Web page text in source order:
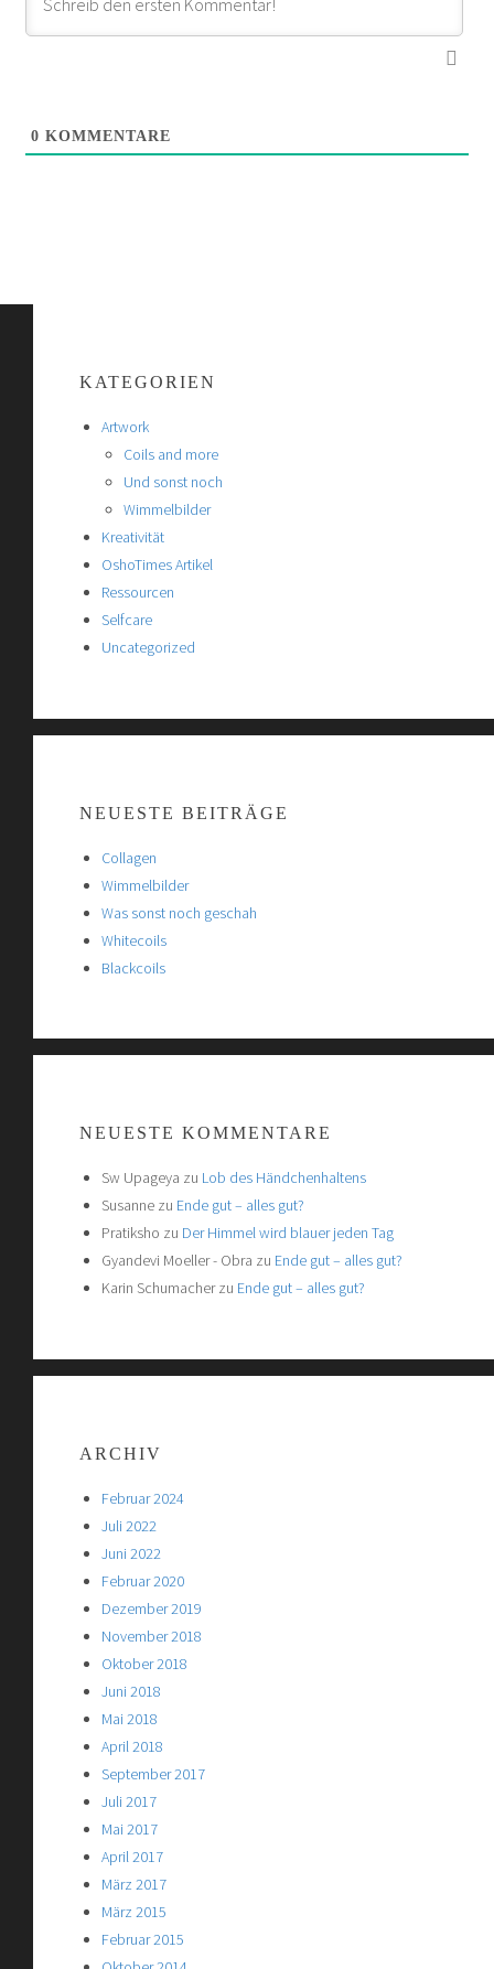
0 KOMMENTARE
KATEGORIEN
Artwork
Coils and more
Und sonst noch
Wimmelbilder
Kreativität
OshoTimes Artikel
Ressourcen
Selfcare
Uncategorized
NEUESTE BEITRÄGE
Collagen
Wimmelbilder
Was sonst noch geschah
Whitecoils
Blackcoils
NEUESTE KOMMENTARE
Sw Upageya zu Lob des Händchenhaltens
Susannezu Ende gut – alles gut?
Pratiksho zu Der Himmel wird blauer jeden Tag
Gyandevi Moeller - Obra zu Ende gut – alles gut?
Karin Schumacherzu Ende gut – alles gut?
ARCHIV
Februar 2024
Juli 2022
Juni 2022
Februar 2020
Dezember 2019
November 2018
Oktober 2018
Juni 2018
Mai 2018
April 2018
September 2017
Juli 2017
Mai 2017
April 2017
März 2017
März 2015
Februar 2015